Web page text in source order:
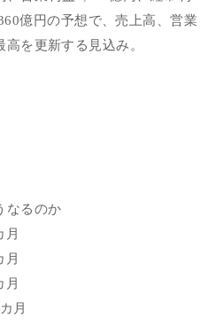
億円の予想で、売上高、営業
を更新する見込み。
なるのか
月
月
月
月